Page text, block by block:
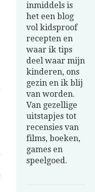
inmiddels is
het een blog
vol kidsproof
recepten en
waar ik tips
deel waar mijn
kinderen, ons
gezin en ik blij
van worden.
Van gezellige
uitstapjes tot
recensies van
films, boeken,
games en
speelgoed.